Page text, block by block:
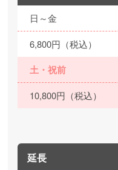
日～金
6,800円（税込）
土・祝前
10,800円（税込）
延長